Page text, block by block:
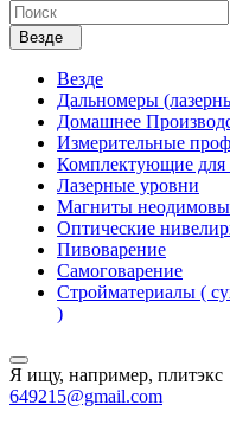
Везде
Везде
Дальномеры
Домашнее
Измерительные
Комплектующие для
Лазерные уровни
Магниты
Оптические
Пивоварение
Самоговарение
Стройматериалы (
)
Я ищу, например, плитэкс
649215@gmail.com